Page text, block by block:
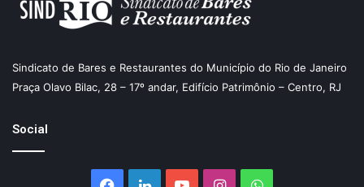
Sindicato de Bares e Restaurantes do Município do Rio de Janeiro
Praça Olavo Bilac, 28 – 17º andar, Edifício Patrimônio – Centro, RJ
Social